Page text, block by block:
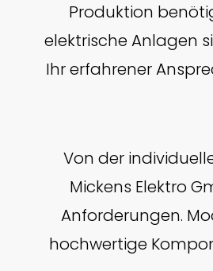
Produktion
elektrische Anlagen
Ihr erfahrener
Von der
Mickens Elektro
Anforderungen.
hochwertige